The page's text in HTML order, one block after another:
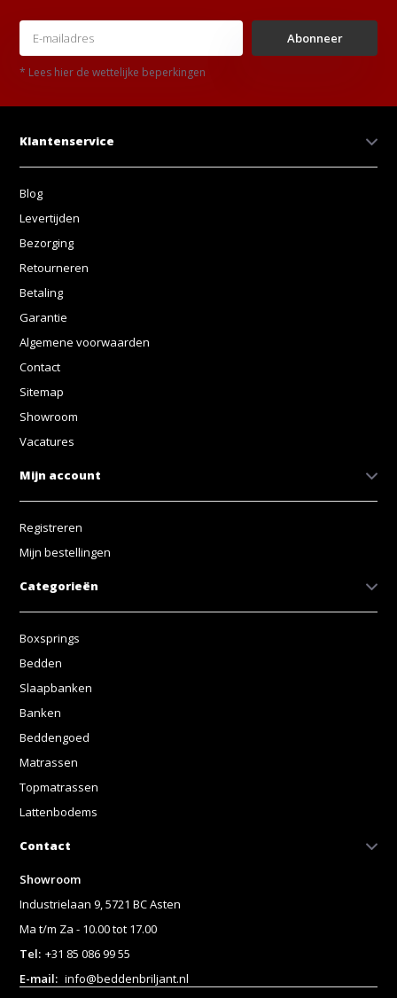
Abonneer
* Lees hier de wettelijke beperkingen
Klantenservice
Blog
Levertijden
Bezorging
Retourneren
Betaling
Garantie
Algemene voorwaarden
Contact
Sitemap
Showroom
Vacatures
Mijn account
Registreren
Mijn bestellingen
Categorieën
Boxsprings
Bedden
Slaapbanken
Banken
Beddengoed
Matrassen
Topmatrassen
Lattenbodems
Contact
Showroom
Industrielaan 9, 5721 BC Asten
Ma t/m Za - 10.00 tot 17.00
Tel: +31 85 086 99 55
E-mail: info@beddenbriljant.nl